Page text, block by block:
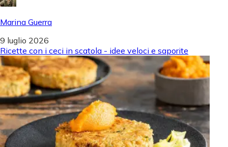
Marina Guerra
9 luglio 2026
Ricette con i ceci in scatola - idee veloci e saporite